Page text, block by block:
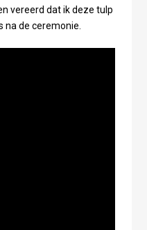
vereerd dat ik deze tulp
na de ceremonie.